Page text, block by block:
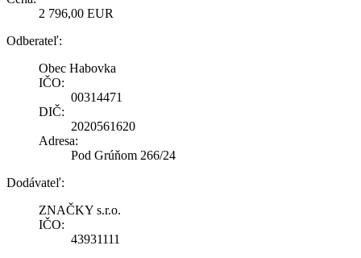
2 796,00 EUR
Odberateľ:
Obec Habovka
IČO:
00314471
DIČ:
2020561620
Adresa:
Pod Grúňom 266/24
Dodávateľ:
ZNAČKY s.r.o.
IČO:
43931111